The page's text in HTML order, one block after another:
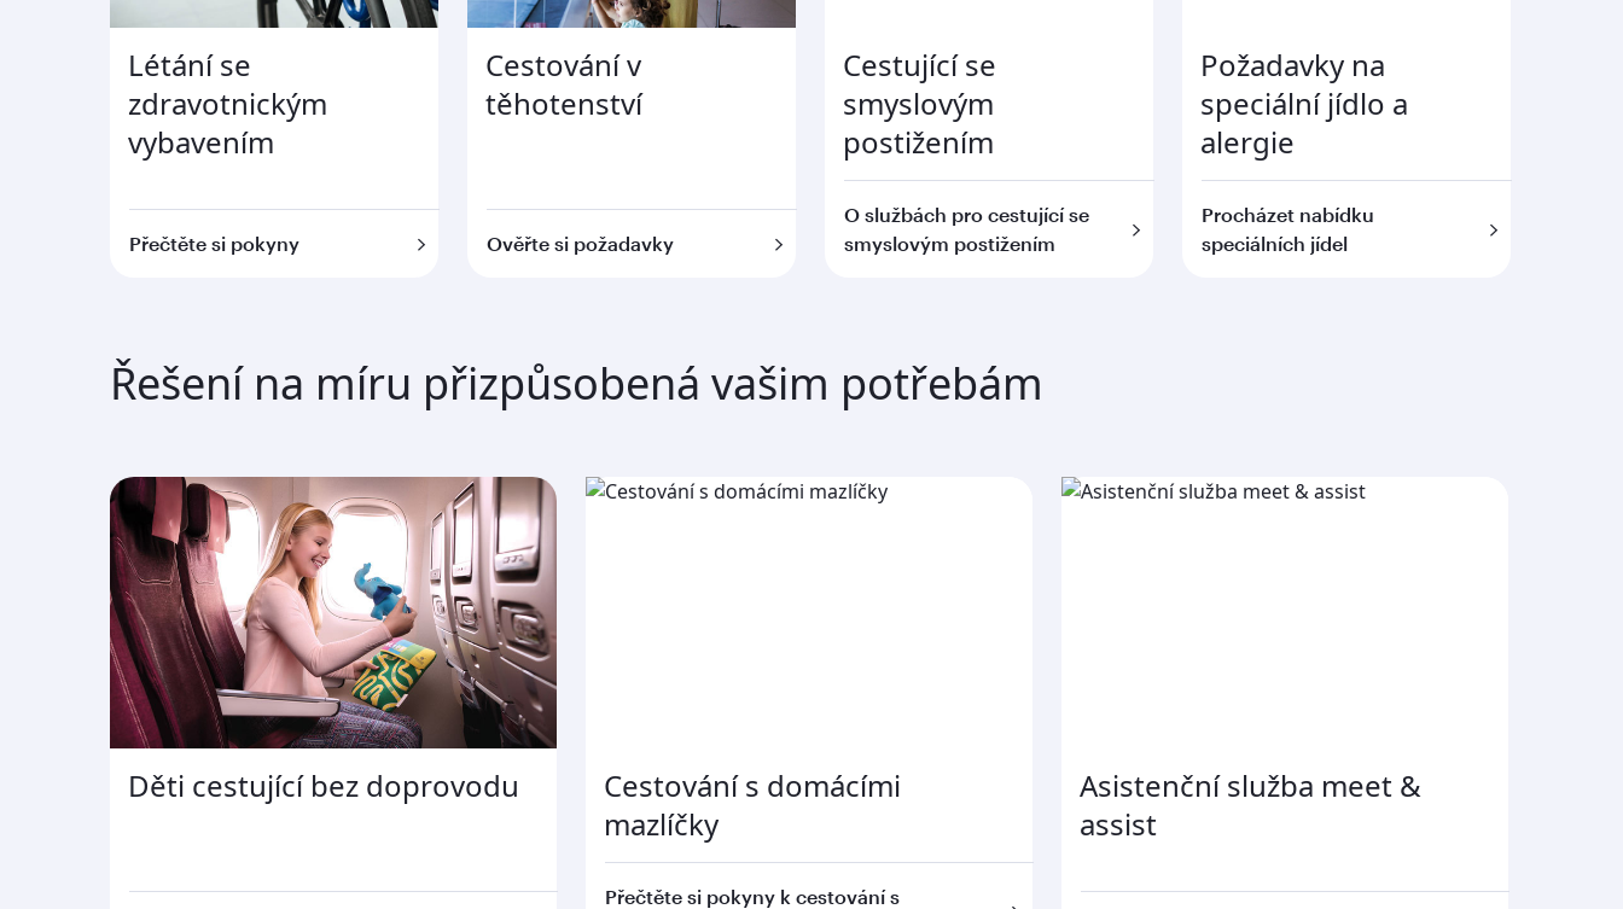
Létání se
zdravotnickým
vybavením
Přečtěte si pokyny
Cestování v
těhotenství
Ověřte si požadavky
Cestující se
smyslovým
postižením
O službách pro cestující se
smyslovým postižením
Požadavky na
speciální jídlo a
alergie
Procházet nabídku
speciálních jídel
Řešení na míru přizpůsobená vašim potřebám
Děti cestující bez doprovodu
Cestování s domácími
mazlíčky
Přečtěte si pokyny k cestování s
Asistenční služba meet &
assist